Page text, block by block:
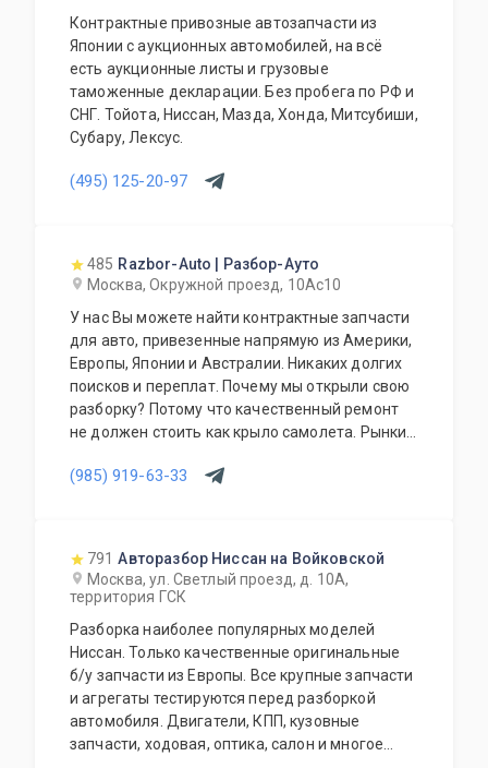
Контрактные привозные автозапчасти из
Японии с аукционных автомобилей, на всё
есть аукционные листы и грузовые
таможенные декларации. Без пробега по РФ и
СНГ. Тойота, Ниссан, Мазда, Хонда, Митсубиши,
Субару, Лексус.
(495) 125-20-97
485 Razbor-Auto | Разбор-Ауто
Москва, Окружной проезд, 10Ас10
У нас Вы можете найти контрактные запчасти
для авто, привезенные напрямую из Америки,
Европы, Японии и Австралии. Никаких долгих
поисков и переплат. Почему мы открыли свою
разборку? Потому что качественный ремонт
не должен стоить как крыло самолета. Рынки
отличных доноров с живыми узлами. Мы
(985) 919-63-33
791 Авторазбор Ниссан на Войковской
Москва, ул. Светлый проезд, д. 10А,
территория ГСК
Разборка наиболее популярных моделей
Ниссан. Только качественные оригинальные
б/у запчасти из Европы. Все крупные запчасти
и агрегаты тестируются перед разборкой
автомобиля. Двигатели, КПП, кузовные
запчасти, ходовая, оптика, салон и многое